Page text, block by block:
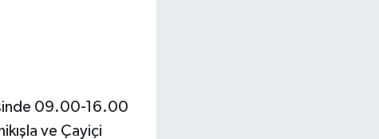
09.00-16.00
ve Çayiçi